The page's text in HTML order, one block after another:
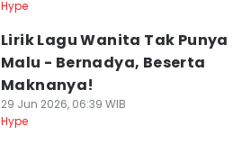
Hype
Lirik Lagu Wanita Tak Punya
Malu - Bernadya, Beserta
Maknanya!
29 Jun 2026, 06:39 WIB
Hype